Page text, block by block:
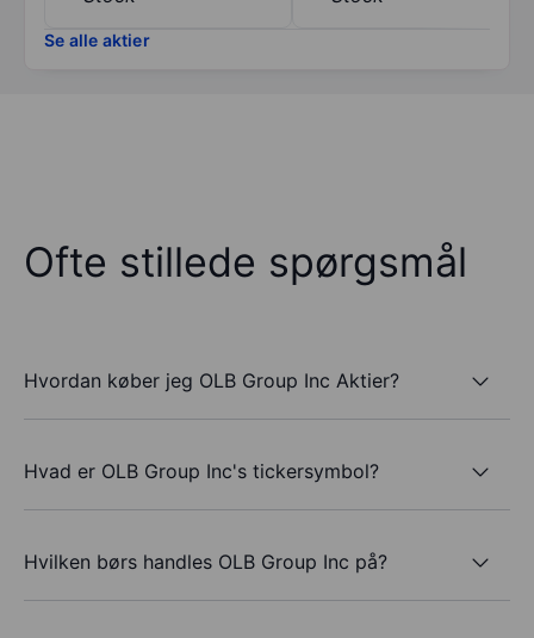
Se alle aktier
Ofte stillede spørgsmål
Hvordan køber jeg OLB Group Inc Aktier?
Hvad er OLB Group Inc's tickersymbol?
Hvilken børs handles OLB Group Inc på?